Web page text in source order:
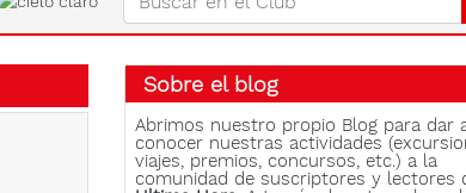
Sobre el blog
Abrimos nuestro propio Blog para dar
conocer nuestras actividades
viajes, premios, concursos, etc.) a la
comunidad de suscriptores y lectores